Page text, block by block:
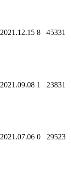
2021.12.15 8 45331
2021.09.08 1 23831
2021.07.06 0 29523